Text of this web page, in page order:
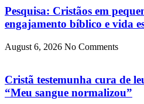
Pesquisa: Cristãos em
engajamento bíblico e vida
August 6, 2026 No Comments
Cristã testemunha cura de
“Meu sangue normalizou”